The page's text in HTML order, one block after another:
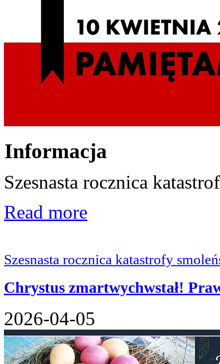
Informacja
Szesnasta rocznica
Read more
Szesnasta rocznica katastrofy
Chrystus zmartwychwstał!
2026-04-05